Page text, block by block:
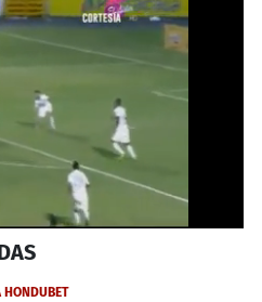
HONDUBET